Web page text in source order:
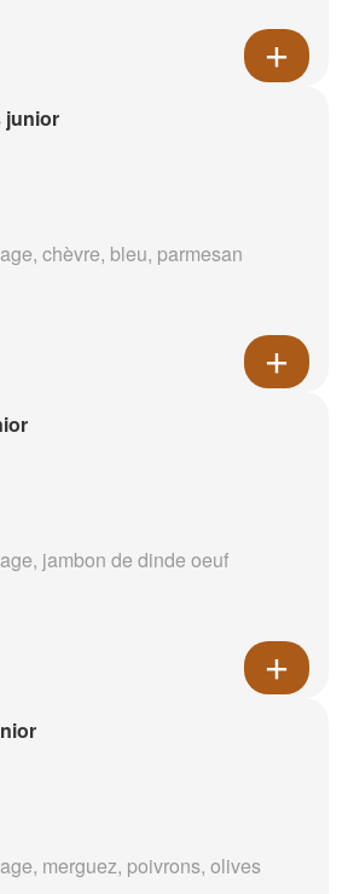
junior
chèvre, bleu, parmesan
jambon de dinde oeuf
merguez, poivrons, olives